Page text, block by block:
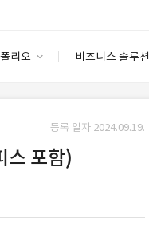
리오 비즈니스 솔루션
안심 코드 케어
등록 일자 2024.09.19.
스 포함)